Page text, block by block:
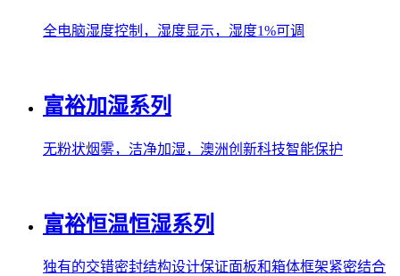
全电脑湿度控制，湿度显示，湿度1%可调
富裕加湿系列
无粉状烟雾，洁净加湿，澳洲创新科技智能保护
富裕恒温恒湿系列
独有的交错密封结构设计保证面板和箱体框架紧密结合